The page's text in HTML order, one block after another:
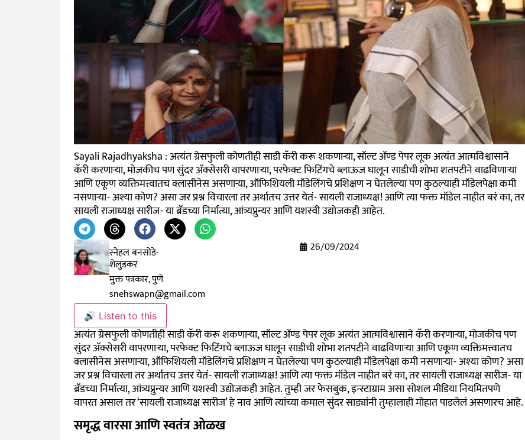
Sayali Rajadhyaksha : अत्यंत ग्रेसफुली कोणतीही साडी कॅरी करू शकणाऱ्या, सॉल्ट ॲण्ड पेपर लूक अत्यंत आत्मविश्वासाने
कॅरी करणाऱ्या, मोजकीच पण सुंदर ॲक्सेसरी वापरणाऱ्या, परफेक्ट फिटिंगचे ब्लाऊज घालून साडीची शोभा शतपटीने वाढविणाऱ्या
आणि एकूण व्यक्तिमत्त्वातच क्लासीनेस असणाऱ्या, ऑफिशियली मॉडेलिंगचे प्रशिक्षण न घेतलेल्या पण कुठल्याही मॉडेलपेक्षा कमी
नसणाऱ्या- अश्या कोण? असा जर प्रश्न विचारला तर अर्थातच उत्तर येतं- सायली राजाध्यक्ष! आणि त्या फक्त मॉडेल नाहीत बरं का, तर
सायली राजाध्यक्ष सारीज- या ब्रँडच्या निर्मात्या, आंत्र्यप्रुन्यर आणि यशस्वी उद्योजकही आहेत.
स्नेहल बनसोडे-
शेलुडकर
मुक्त पत्रकार, पुणे
snehswapn@gmail.com
26/09/2024
🔊 Listen to this
अत्यंत ग्रेसफुली कोणतीही साडी कॅरी करू शकणाऱ्या, सॉल्ट ॲण्ड पेपर लूक अत्यंत आत्मविश्वासाने कॅरी करणाऱ्या, मोजकीच पण
सुंदर ॲक्सेसरी वापरणाऱ्या, परफेक्ट फिटिंगचे ब्लाऊज घालून साडीची शोभा शतपटीने वाढविणाऱ्या आणि एकूण व्यक्तिमत्त्वातच
क्लासीनेस असणाऱ्या, ऑफिशियली मॉडेलिंगचे प्रशिक्षण न घेतलेल्या पण कुठल्याही मॉडेलपेक्षा कमी नसणाऱ्या- अश्या कोण?असा
जर प्रश्न विचारलातर अर्थातच उत्तर येतं- सायली राजाध्यक्ष!आणि त्या फक्त मॉडेल नाहीत बरं का, तर सायली राजाध्यक्ष सारीज- या
ब्रँडच्या निर्मात्या, आंत्र्यप्रुन्यर आणि यशस्वी उद्योजकही आहेत. तुम्ही जर फेसबुक, इन्स्टाग्राम असा सोशल मीडिया नियमितपणे
वापरत असाल तर‘सायली राजाध्यक्ष सारीज’हे नाव आणि त्यांच्या कमाल सुंदर साड्यांनी तुम्हालाही मोहात पाडलेलं असणारच आहे.
समृद्ध वारसा आणि स्वतंत्र ओळख